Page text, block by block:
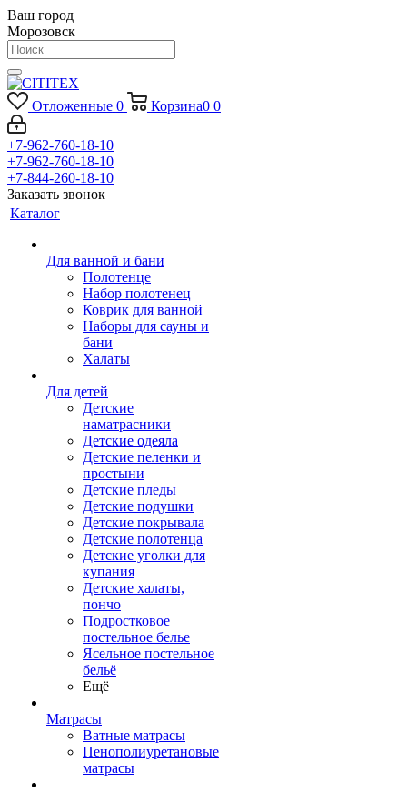
Ваш город
Морозовск
Отложенные 0 Корзина0 0
+7-962-760-18-10
+7-962-760-18-10
+7-844-260-18-10
Заказать звонок
Каталог
Для ванной и бани
Полотенце
Набор полотенец
Коврик для ванной
Наборы для сауны и
бани
Халаты
Для детей
Детские
наматрасники
Детские одеяла
Детские пеленки и
простыни
Детские пледы
Детские подушки
Детские покрывала
Детские полотенца
Детские уголки для
купания
Детские халаты,
пончо
Подростковое
постельное белье
Ясельное постельное
бельё
Ещё
Матрасы
Ватные матрасы
Пенополиуретановые
матрасы